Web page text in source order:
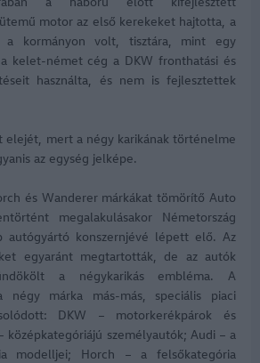
motor az első kerekeket hajtotta, a
a kormányon volt, tisztára, mint egy
kelet-német cég a DKW fronthatási és
használta, és nem is fejlesztettek
elejét, mert a négy karikának történelme
az egység jelképe.
és Wanderer márkákat tömörítő Auto
megalakulásakor Németország
autógyártó konszernjévé lépett elő. Az
egyaránt megtartották, de az autók
a négykarikás embléma. A
négy márka más-más, speciális piaci
DKW – motorkerékpárok és
középkategóriájú személyautók; Audi – a
modelljei; Horch – a felsőkategória